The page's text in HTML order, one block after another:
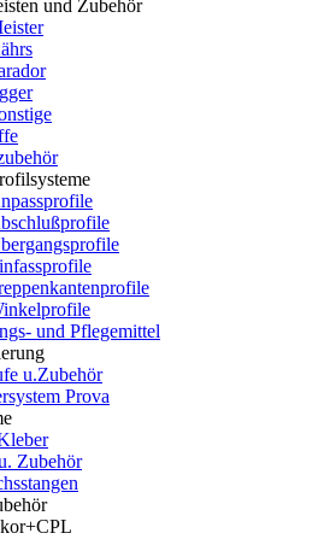
und Zubehör
und Pflegemittel
u.Zubehör
Prova
Zubehör